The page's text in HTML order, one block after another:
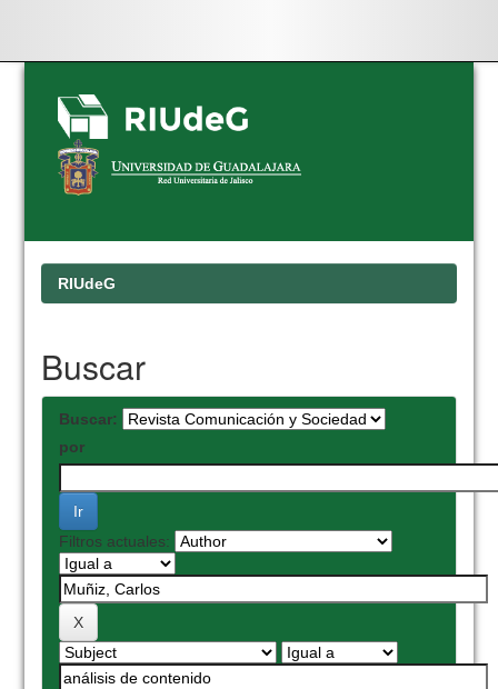
Skip
navigation
RIUdeG
Buscar
Buscar:
por
Filtros actuales: